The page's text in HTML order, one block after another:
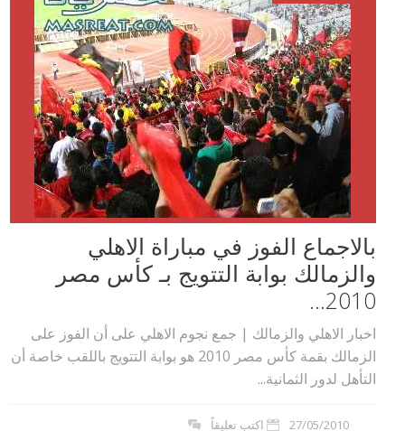
بالاجماع الفوز في مباراة الاهلي
والزمالك بوابة التتويج بـ كأس مصر
2010...
اخبار الاهلي والزمالك | جمع نجوم الاهلي على أن الفوز على
الزمالك بقمة كأس مصر 2010 هو بوابة التتويج باللقب خاصة أن
التأهل لدور الثمانية...
27/05/2010 اكتب تعليقاً